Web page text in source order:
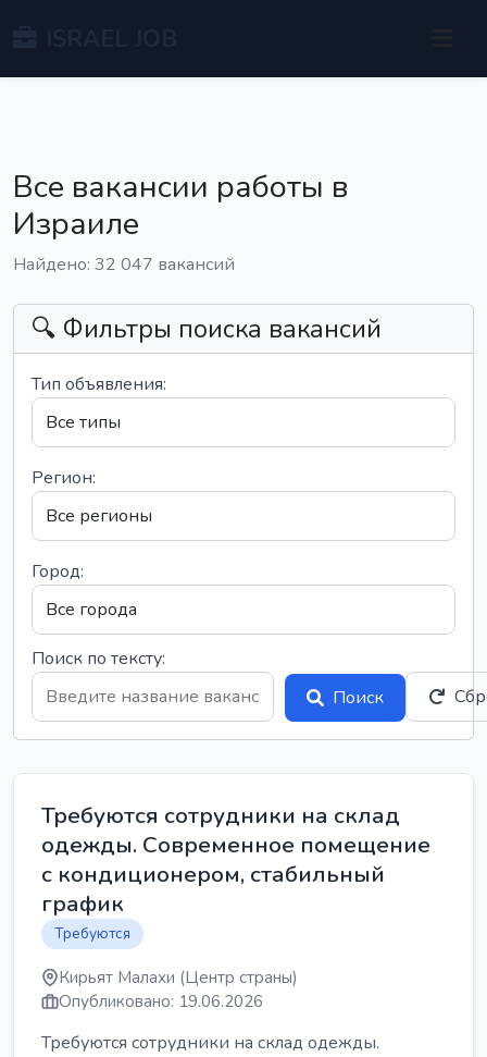
Все вакансии работы в
Израиле
Найдено: 32 047 вакансий
🔍 Фильтры поиска вакансий
Тип объявления:
Регион:
Город:
Поиск по тексту:
Поиск
Требуются сотрудники на склад
одежды. Современное помещение
с кондиционером, стабильный
график
Требуются
Кирьят Малахи (Центр страны)
Опубликовано: 19.06.2026
Требуются сотрудники на склад одежды.